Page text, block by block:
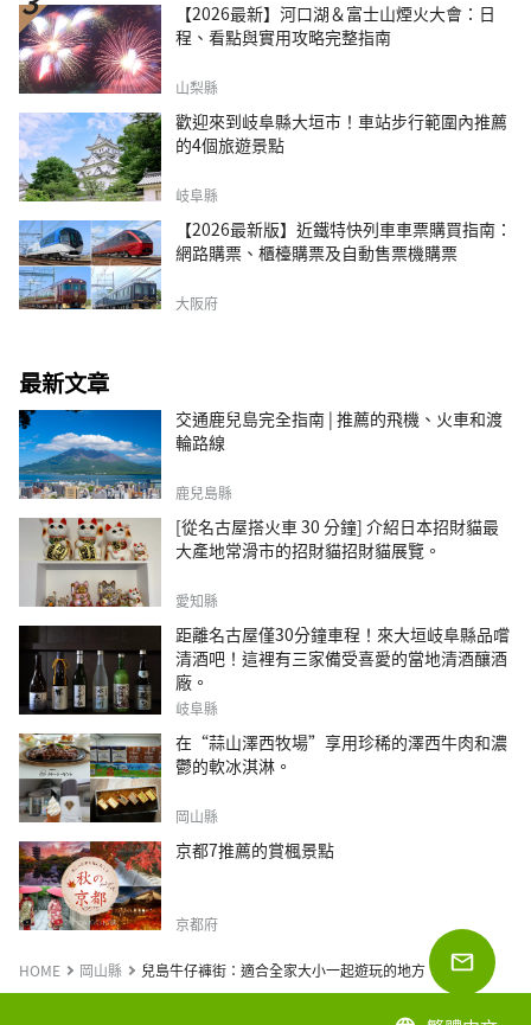
【2026最新】河口湖＆富士山煙火大會：日
程、看點與實用攻略完整指南
山梨縣
歡迎來到岐阜縣大垣市！車站步行範圍內推薦
的4個旅遊景點
岐阜縣
【2026最新版】近鐵特快列車車票購買指南：
網路購票、櫃檯購票及自動售票機購票
大阪府
最新文章
交通鹿兒島完全指南 | 推薦的飛機、火車和渡
輪路線
鹿兒島縣
[從名古屋搭火車 30 分鐘] 介紹日本招財貓最
大產地常滑市的招財貓招財貓展覽。
愛知縣
距離名古屋僅30分鐘車程！來大垣岐阜縣品嚐
清酒吧！這裡有三家備受喜愛的當地清酒釀酒
廠。
岐阜縣
在“蒜山澤西牧場”享用珍稀的澤西牛肉和濃
鬱的軟冰淇淋。
岡山縣
京都7推薦的賞楓景點
京都府
HOME 岡山縣 兒島牛仔褲街：適合全家大小一起遊玩的地方